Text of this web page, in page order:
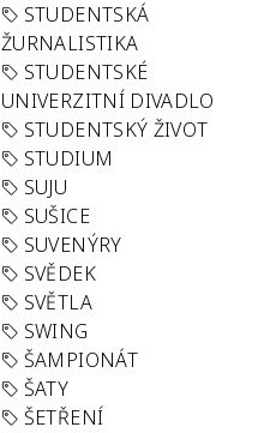
STUDENTSKÁ
ŽURNALISTIKA
STUDENTSKÉ
UNIVERZITNÍ DIVADLO
STUDENTSKÝ ŽIVOT
STUDIUM
SUJU
SUŠICE
SUVENÝRY
SVĚDEK
SVĚTLA
SWING
ŠAMPIONÁT
ŠATY
ŠETŘENÍ